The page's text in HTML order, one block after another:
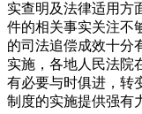
实查明及法律适用方
件的相关事实关注不
的司法追偿成效十分
实施，各地人民法院
有必要与时俱进，转
制度的实施提供强有